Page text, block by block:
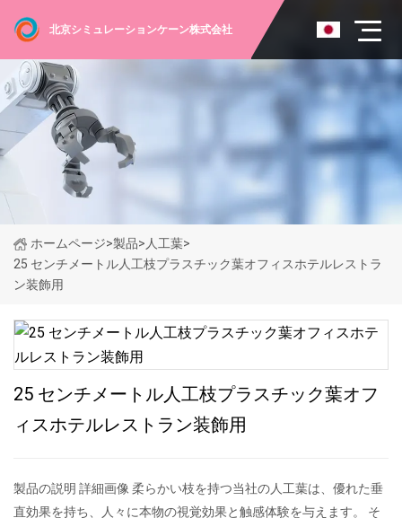
北京シミュレーションケーン株式会社
ホームページ>製品> 人工葉>
25 センチメートル人工枝プラスチック葉オフィスホテルレストラ
ン装飾用
25 センチメートル人工枝プラスチック葉オフ
ィスホテルレストラン装飾用
製品の説明 詳細画像 柔らかい枝を持つ当社の人工葉は、優れた垂
直効果を持ち、人々に本物の視覚効果と触感体験を与えます。 そ